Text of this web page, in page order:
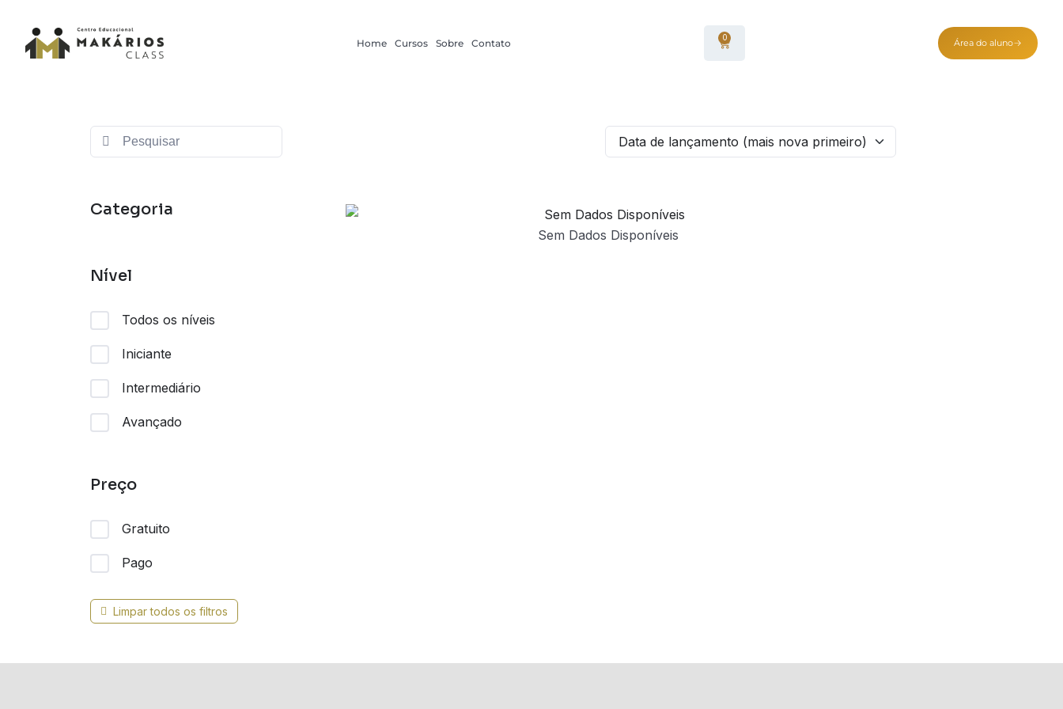
Home Cursos Sobre Contato 0 Área do aluno
Categoria
Nível
Todos os níveis
Iniciante
Intermediário
Avançado
Preço
Gratuito
Pago
Limpar todos os filtros
Data de lançamento (mais nova primeiro)
Sem Dados Disponíveis